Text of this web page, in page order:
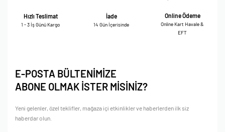
Hızlı Teslimat
1 - 3 İş Günü Kargo
İade
14 Gün İçerisinde
Online Ödeme
Online Kart Havale &
EFT
E-POSTA BÜLTENİMİZE
ABONE OLMAK İSTER MİSİNİZ?
Yeni gelenler, özel teklifler, mağaza içi etkinlikler ve haberlerden ilk siz
haberdar olun.